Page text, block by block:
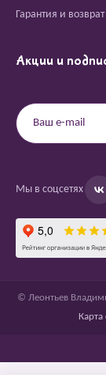
Гарантия и возврат
Акции и
Мы в соцсетях
© Леонтьев
Карта